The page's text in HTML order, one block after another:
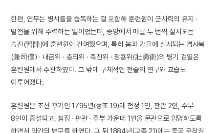
한편, 연무는 병서들을 습독하는 걸 포함해 훈련원이 군사력의 유지 ·
발전을 위해 주력하는 일이었는데, 중앙에서 매달 두 번씩 실시되는
습진(習陣)에 훈련원이 간여했으며, 특히 봄과 가을에 실시되는 겸사복
(兼司僕) · 내금위 · 충의위 · 족친위 · 장용위(壯勇衛)의 병기 검열은
훈련원에서 주관하였다. 그 밖에 구체적인 전술의 연구와 교습도
이루어졌다.
훈련원은 조선 후기인 1795년(정조 19)에 첨정 1인, 판관 2인, 주부
8인이 증설되고, 첨정 · 판관 · 주부 가운데 1인을 문관으로 임명하도록
하면서 약간의 변모를 하였다. 그 뒤 1884년(고종 21)에는 중국 우창칭